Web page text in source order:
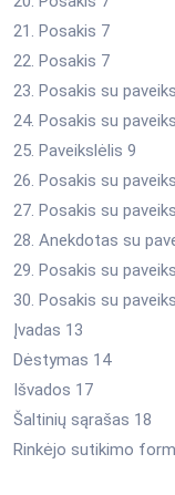
21. Posakis 7
22. Posakis 7
23. Posakis su
24. Posakis su
25. Paveikslėlis 9
26. Posakis su
27. Posakis su
28. Anekdotas su
29. Posakis su
30. Posakis su
Įvadas 13
Dėstymas 14
Išvados 17
Šaltinių sąrašas 18
Rinkėjo sutikimo